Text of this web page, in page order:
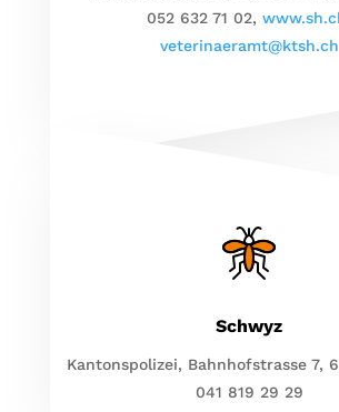
052 632 71 02,
veterinaeramt@ktsh.ch
Schwyz
Kantonspolizei, Bahnhofstrasse 7,
041 819 29 29